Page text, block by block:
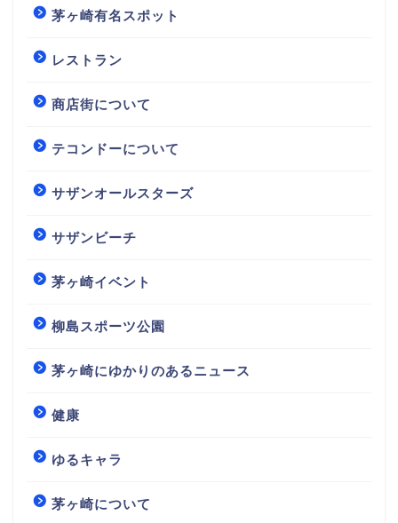
茅ヶ崎有名スポット
レストラン
商店街について
テコンドーについて
サザンオールスターズ
サザンビーチ
茅ヶ崎イベント
柳島スポーツ公園
茅ヶ崎にゆかりのあるニュース
健康
ゆるキャラ
茅ヶ崎について